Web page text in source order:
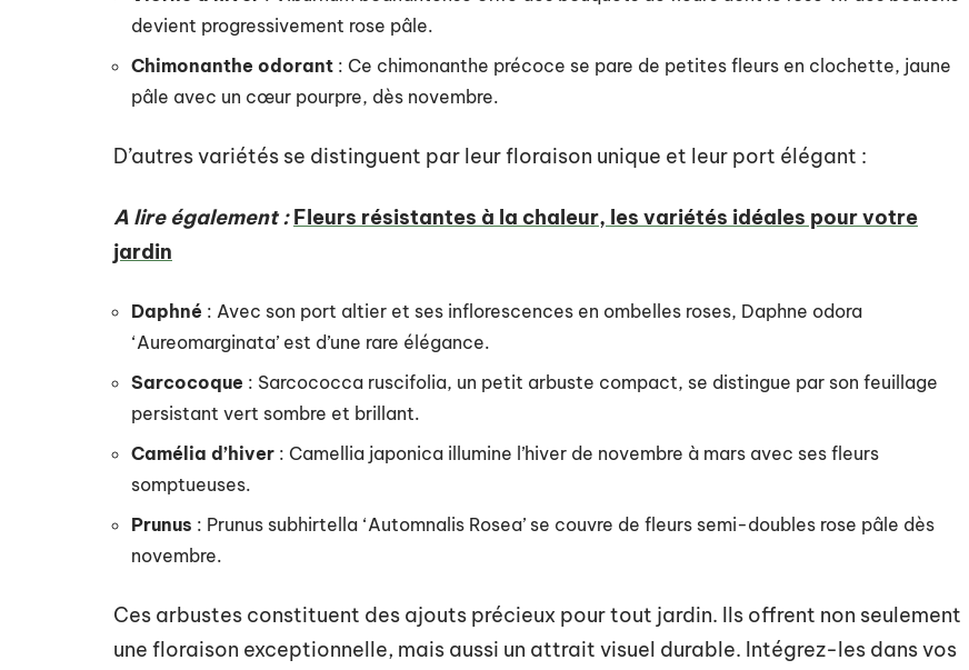
devient progressivement rose pâle.
Chimonanthe odorant : Ce chimonanthe précoce se pare de petites fleurs en clochette, jaune
pâle avec un cœur pourpre, dès novembre.
D’autres variétés se distinguent par leur floraison unique et leur port élégant :
A lire également : Fleurs résistantes à la chaleur, les variétés idéales pour votre
jardin
Daphné : Avec son port altier et ses inflorescences en ombelles roses, Daphne odora
‘Aureomarginata’ est d’une rare élégance.
Sarcocoque : Sarcococca ruscifolia, un petit arbuste compact, se distingue par son feuillage
persistant vert sombre et brillant.
Camélia d’hiver : Camellia japonica illumine l’hiver de novembre à mars avec ses fleurs
somptueuses.
Prunus : Prunus subhirtella ‘Automnalis Rosea’ se couvre de fleurs semi-doubles rose pâle dès
novembre.
Ces arbustes constituent des ajouts précieux pour tout jardin. Ils offrent non seulement
une floraison exceptionnelle, mais aussi un attrait visuel durable. Intégrez-les dans vos